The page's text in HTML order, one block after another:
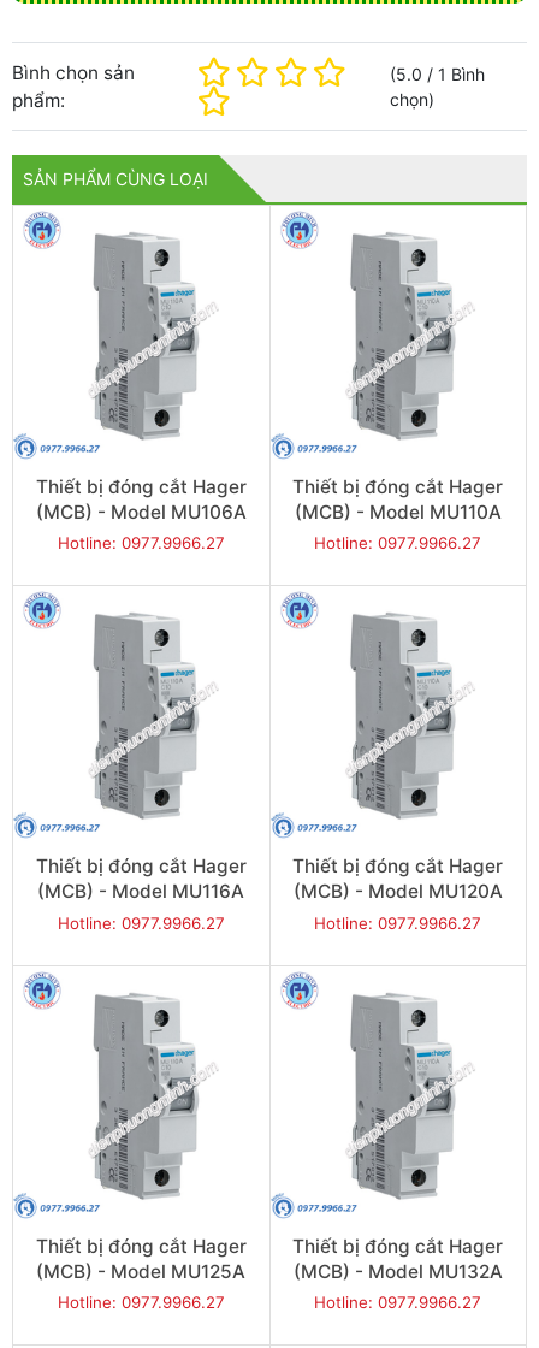
Bình chọn sản
phẩm:
(5.0 /1 Bình
chọn)
SẢN PHẨM CÙNG LOẠI
Thiết bị đóng cắt Hager
(MCB) - Model MU106A
Hotline: 0977.9966.27
Thiết bị đóng cắt Hager
(MCB) - Model MU110A
Hotline: 0977.9966.27
Thiết bị đóng cắt Hager
(MCB) - Model MU116A
Hotline: 0977.9966.27
Thiết bị đóng cắt Hager
(MCB) - Model MU120A
Hotline: 0977.9966.27
Thiết bị đóng cắt Hager
(MCB) - Model MU125A
Hotline: 0977.9966.27
Thiết bị đóng cắt Hager
(MCB) - Model MU132A
Hotline: 0977.9966.27